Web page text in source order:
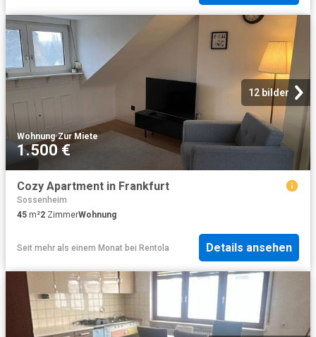
12 bilder
Wohnung·Zur Miete
1.500 €
Cozy Apartment in Frankfurt
Sossenheim
45 m²2 ZimmerWohnung
Seit mehr als einem Monat bei Rentola Details ansehen